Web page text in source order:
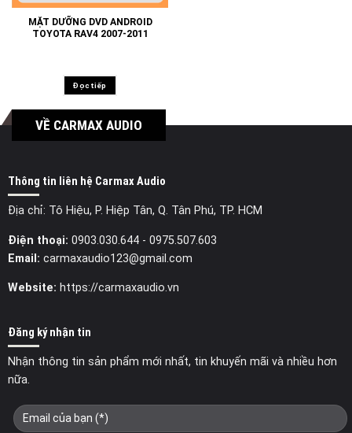
MẶT DƯỠNG DVD ANDROID
TOYOTA RAV4 2007-2011
Đọc tiếp
VỀ CARMAX AUDIO
Thông tin liên hệ Carmax Audio
Địa chỉ: Tô Hiệu, P. Hiệp Tân, Q. Tân Phú, TP. HCM
Điện thoại: 0903.030.644- 0975.507.603
Email: carmaxaudio123@gmail.com
Website: https://carmaxaudio.vn
Đăng ký nhận tin
Nhận thông tin sản phẩm mới nhất, tin khuyến mãi và nhiều hơn
nữa.